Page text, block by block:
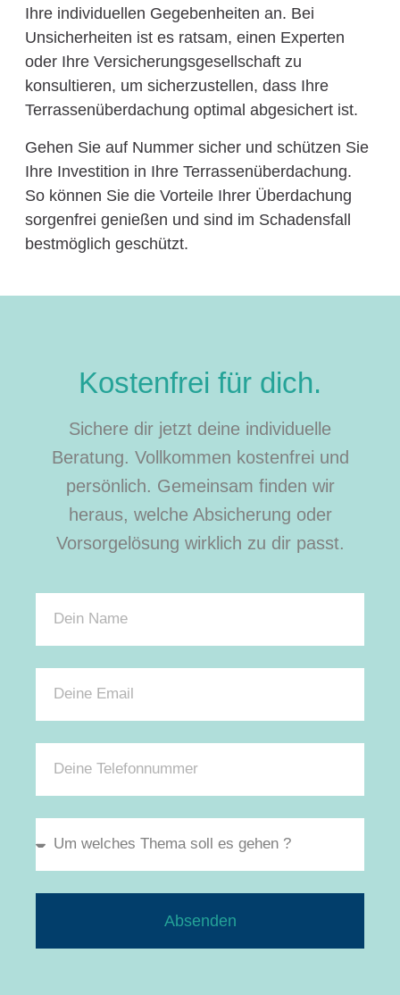
Ihre individuellen Gegebenheiten an. Bei
Unsicherheiten ist es ratsam, einen Experten
oder Ihre Versicherungsgesellschaft zu
konsultieren, um sicherzustellen, dass Ihre
Terrassenüberdachung optimal abgesichert ist.
Gehen Sie auf Nummer sicher und schützen Sie
Ihre Investition in Ihre Terrassenüberdachung.
So können Sie die Vorteile Ihrer Überdachung
sorgenfrei genießen und sind im Schadensfall
bestmöglich geschützt.
Kostenfrei für dich.
Sichere dir jetzt deine individuelle
Beratung. Vollkommen kostenfrei und
persönlich. Gemeinsam finden wir
heraus, welche Absicherung oder
Vorsorgelösung wirklich zu dir passt.
Absenden